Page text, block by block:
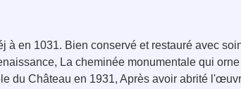
à en 1031. Bien conservé et restauré avec
La cheminée monumentale qui
du Château en 1931, Après avoir abrité